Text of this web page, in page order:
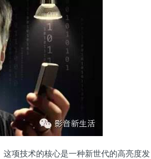
项技术的核心是一种新世代的高亮度发